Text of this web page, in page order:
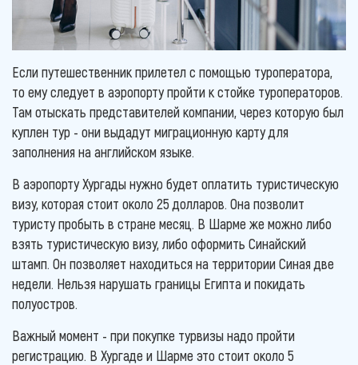
Если путешественник прилетел с помощью туроператора,
то ему следует в аэропорту пройти к стойке туроператоров.
Там отыскать представителей компании, через которую был
куплен тур - они выдадут миграционную карту для
заполнения на английском языке.
В аэропорту Хургады нужно будет оплатить туристическую
визу, которая стоит около 25 долларов. Она позволит
туристу пробыть в стране месяц. В Шарме же можно либо
взять туристическую визу, либо оформить Синайский
штамп. Он позволяет находиться на территории Синая две
недели. Нельзя нарушать границы Египта и покидать
полуостров.
Важный момент - при покупке турвизы надо пройти
регистрацию. В Хургаде и Шарме это стоит около 5